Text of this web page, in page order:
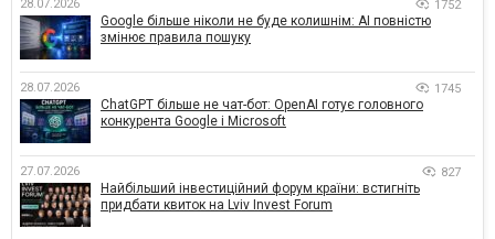
28.07.2026 1752
Google більше ніколи не буде колишнім: AI повністю
змінює правила пошуку
28.07.2026 1745
ChatGPT більше не чат-бот: OpenAI готує головного
конкурента Google і Microsoft
27.07.2026 827
Найбільший інвестиційний форум країни: встигніть
придбати квиток на Lviv Invest Forum